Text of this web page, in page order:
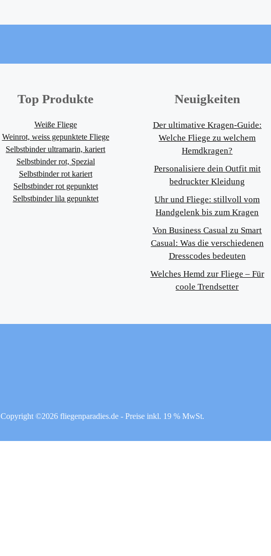
Top Produkte
Weiße Fliege
Weinrot, weiss gepunktete Fliege
Selbstbinder ultramarin, kariert
Selbstbinder rot, Spezial
Selbstbinder rot kariert
Selbstbinder rot gepunktet
Selbstbinder lila gepunktet
Neuigkeiten
Der ultimative Kragen-Guide:
Welche Fliege zu welchem
Hemdkragen?
Personalisiere dein Outfit mit
bedruckter Kleidung
Uhr und Fliege: stillvoll vom
Handgelenk bis zum Kragen
Von Business Casual zu Smart
Casual: Was die verschiedenen
Dresscodes bedeuten
Welches Hemd zur Fliege – Für
coole Trendsetter
Copyright ©2026 fliegenparadies.de - Preise inkl. 19 % MwSt.